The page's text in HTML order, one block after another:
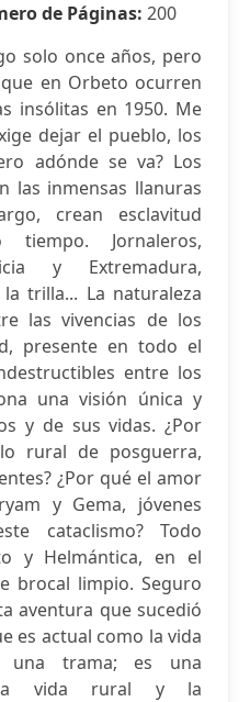
de Páginas: 200
solo once años, pero
en Orbeto ocurren
insólitas en 1950. Me
dejar el pueblo, los
adónde se va? Los
las inmensas llanuras
crean esclavitud
Jornaleros,
y Extremadura,
trilla... La naturaleza
las vivencias de los
presente en todo el
entre los
una visión única y
y de sus vidas. ¿Por
rural de posguerra,
¿Por qué el amor
y Gema, jóvenes
cataclismo? Todo
y Helmántica, en el
brocal limpio. Seguro
aventura que sucedió
es actual como la vida
una trama; es una
la vida rural y la